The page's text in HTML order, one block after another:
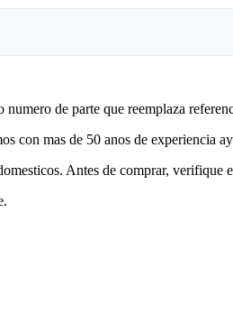
de parte que reemplaza
con mas de 50 anos de experiencia
Antes de comprar,